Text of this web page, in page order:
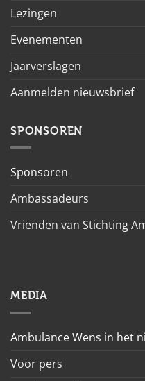
Lezingen
Evenementen
Jaarverslagen
Aanmelden nieuwsbrief
SPONSOREN
Sponsoren
Ambassadeurs
Vrienden van Stichting
MEDIA
Ambulance Wens in het
Voor pers